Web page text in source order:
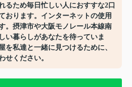
るため毎日忙しい人におすすな2口
おります。インターネットの使用
。摂津市や大阪モノレール本線南
い暮らしがあなたを待っていま
を私達と一緒に見つけるために、
せください。